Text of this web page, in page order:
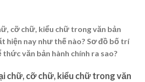
cỡ chữ, kiểu chữ trong văn bản
hiện nay như thế nào? Sơ đồ bố trí
thức văn bản hành chính ra sao?
chữ, cỡ chữ, kiểu chữ trong văn